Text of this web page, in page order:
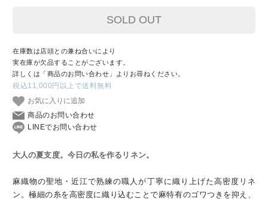
SOLD OUT
在庫数は店頭との兼ね合いにより
実在庫が欠品することがございます。
詳しくは「商品のお問い合わせ」よりお尋ねください。
税込11,000円以上で送料無料
お気に入りに追加
商品のお問い合わせ
LINEでお問い合わせ
大人の夏支度。今日の私を作るリネン。
麻織物の聖地・近江で熟練の職人が丁寧に織り上げた高密度リネ
ン。極細の糸を高密度に織り込むことで麻特有のゴワつきを抑え、